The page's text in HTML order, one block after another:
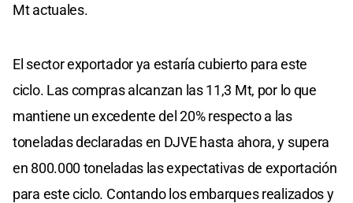
Mt actuales.
El sector exportador ya estaría cubierto para este
ciclo. Las compras alcanzan las 11,3 Mt, por lo que
mantiene un excedente del 20% respecto a las
toneladas declaradas en DJVE hasta ahora, y supera
en 800.000 toneladas las expectativas de exportación
para este ciclo. Contando los embarques realizados y